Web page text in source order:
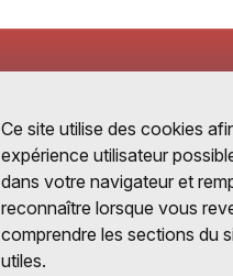
Ce site utilise des cookies
expérience utilisateur
dans votre navigateur et
reconnaître lorsque vous
comprendre les sections du
utiles.